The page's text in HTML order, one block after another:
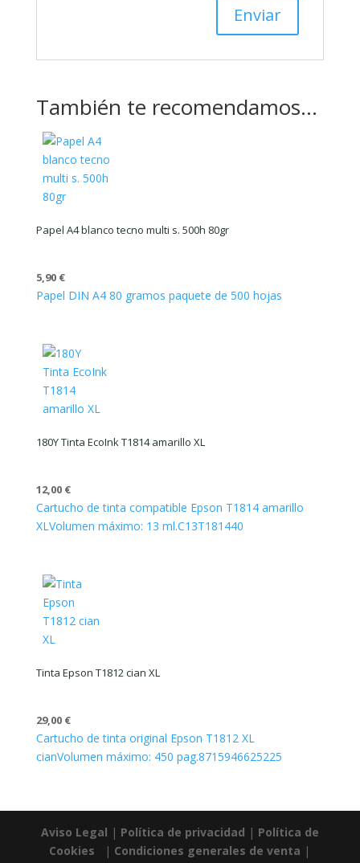
También te recomendamos…
Papel A4 blanco tecno multi s. 500h 80gr
5,90 €
Papel DIN A4 80 gramos paquete de 500 hojas
180Y Tinta EcoInk T1814 amarillo XL
12,00 €
Cartucho de tinta compatible Epson T1814 amarillo
XLVolumen máximo: 13 ml.C13T181440
Tinta Epson T1812 cian XL
29,00 €
Cartucho de tinta original Epson T1812 XL
cianVolumen máximo: 450 pag.8715946625225
Aviso Legal | Política de privacidad | Política de
Cookies | Condiciones generales de venta |